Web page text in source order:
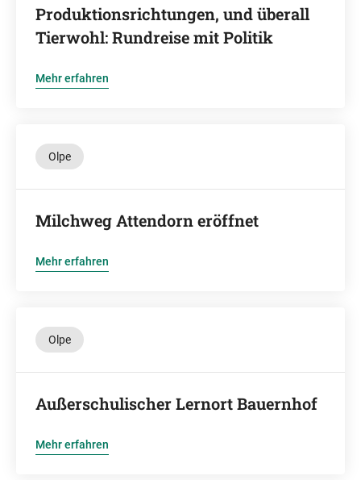
Produktionsrichtungen, und überall
Tierwohl: Rundreise mit Politik
Mehr erfahren
Olpe
Milchweg Attendorn eröffnet
Mehr erfahren
Olpe
Außerschulischer Lernort Bauernhof
Mehr erfahren